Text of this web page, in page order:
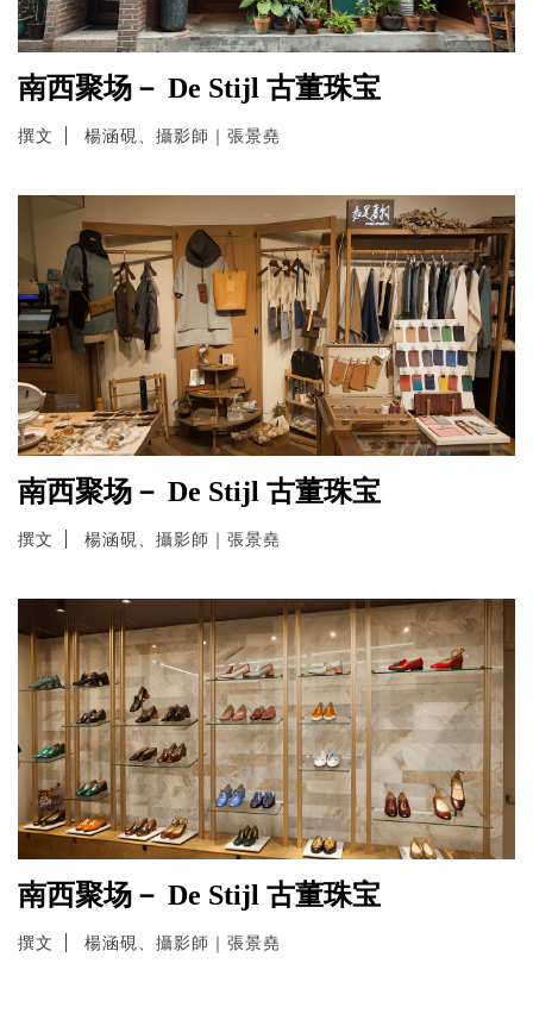
南西聚场－ De Stijl 古董珠宝
撰文 楊涵硯、攝影師｜張景堯
南西聚场－ De Stijl 古董珠宝
撰文 楊涵硯、攝影師｜張景堯
南西聚场－ De Stijl 古董珠宝
撰文 楊涵硯、攝影師｜張景堯